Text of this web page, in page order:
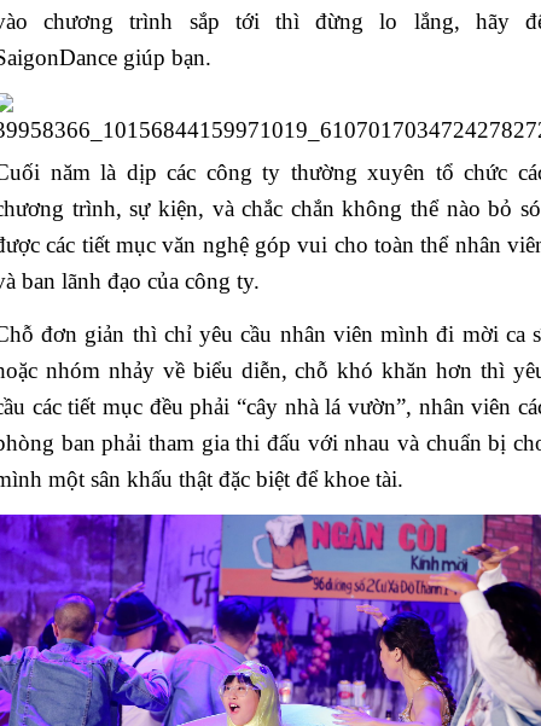
chương trình sắp tới thì đừng lo lắng, hãy
giúp bạn.
năm là dịp các công ty thường xuyên tổ chức
trình, sự kiện, và chắc chắn không thể nào bỏ
các tiết mục văn nghệ góp vui cho toàn thể nhân
ban lãnh đạo của công ty.
đơn giản thì chỉ yêu cầu nhân viên mình đi mời ca
nhóm nhảy về biểu diễn, chỗ khó khăn hơn thì
các tiết mục đều phải “cây nhà lá vườn”, nhân viên
ban phải tham gia thi đấu với nhau và chuẩn bị
một sân khấu thật đặc biệt để khoe tài.